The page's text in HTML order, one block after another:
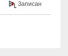
Записан